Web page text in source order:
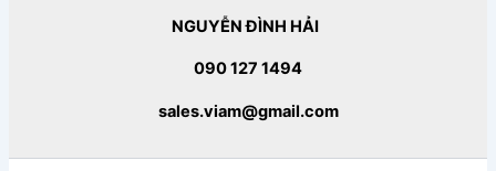
NGUYỄN ĐÌNH HẢI
090 127 1494
sales.viam@gmail.com